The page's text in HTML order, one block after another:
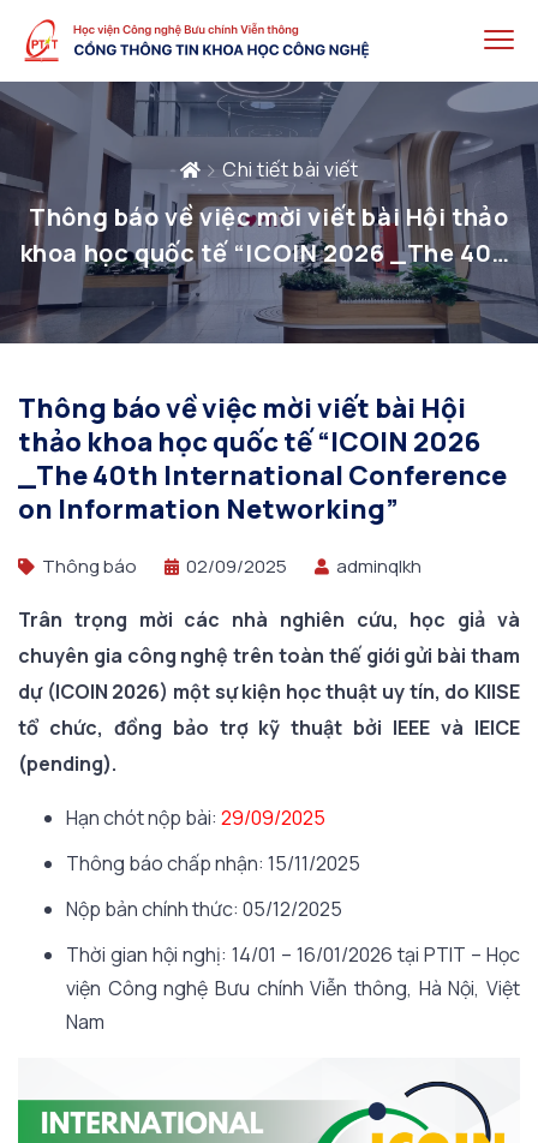
Chi tiết bài viết
Thông báo về việc mời viết bài Hội thảo
khoa học quốc tế “ICOIN 2026 _The 40th
International Conference on
Information Networking”
Thông báo về việc mời viết bài Hội
thảo khoa học quốc tế “ICOIN 2026
_The 40th International Conference
on Information Networking”
Thông báo 02/09/2025 adminqlkh
Trân trọng mời các nhà nghiên cứu, học giả và
chuyên gia công nghệ trên toàn thế giới gửi bài tham
dự (ICOIN 2026) một sự kiện học thuật uy tín, do KIISE
tổ chức, đồng bảo trợ kỹ thuật bởi IEEE và IEICE
(pending).
Hạn chót nộp bài: 29/09/2025
Thông báo chấp nhận: 15/11/2025
Nộp bản chính thức: 05/12/2025
Thời gian hội nghị: 14/01 – 16/01/2026 tại PTIT – Học
viện Công nghệ Bưu chính Viễn thông, Hà Nội, Việt
Nam